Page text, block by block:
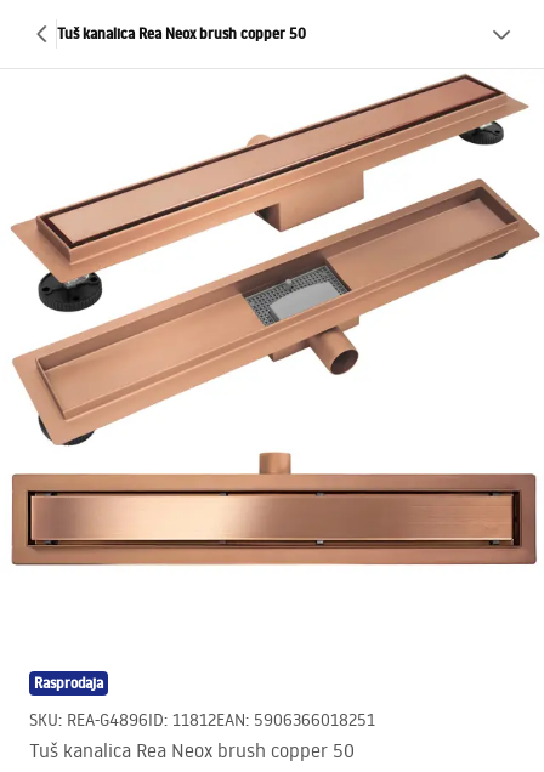
Tuš kanalica Rea Neox brush copper 50
Rasprodaja
SKU: REA-G4896ID: 11812EAN: 5906366018251
Tuš kanalica Rea Neox brush copper 50